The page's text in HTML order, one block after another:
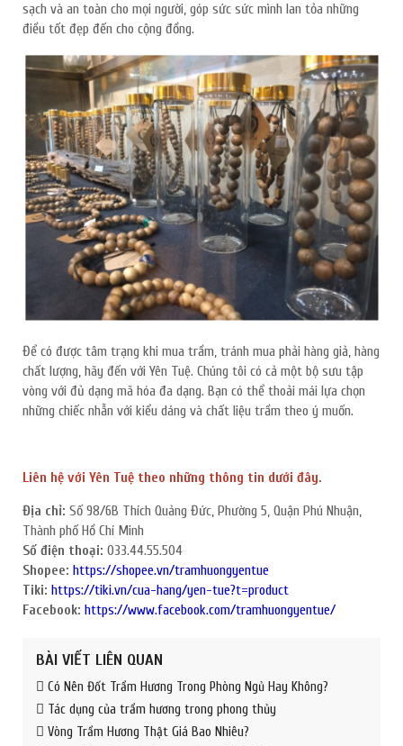
sạch và an toàn cho mọi người, góp sức sức mình lan tỏa những
điều tốt đẹp đến cho cộng đồng.
Để có được tâm trạng khi mua trầm, tránh mua phải hàng giả, hàng
chất lượng, hãy đến với Yên Tuệ. Chúng tôi có cả một bộ sưu tập
vòng với đủ dạng mã hóa đa dạng. Bạn có thể thoải mái lựa chọn
những chiếc nhẫn với kiểu dáng và chất liệu trầm theo ý muốn.
Liên hệ với Yên Tuệ theo những thông tin dưới đây.
Địa chỉ: Số 98/6B Thích Quảng Đức, Phường 5, Quận Phú Nhuận,
Thành phố Hồ Chí Minh
Số điện thoại: 033.44.55.504
Shopee: https://shopee.vn/tramhuongyentue
Tiki: https://tiki.vn/cua-hang/yen-tue?t=product
Facebook: https://www.facebook.com/tramhuongyentue/
BÀI VIẾT LIÊN QUAN
Có Nên Đốt Trầm Hương Trong Phòng Ngủ Hay Không?
Tác dụng của trầm hương trong phong thủy
Vòng Trầm Hương Thật Giá Bao Nhiêu?